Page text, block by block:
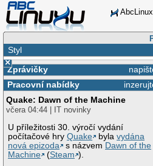
Styl
×
Zprávičky
Pracovní nabídky
Quake: Dawn of the Machine
včera 04:44 | IT novinky
U příležitosti 30. výročí vydání
počítačové hryQuake bylavydána
nová epizoda
s názvem Dawn of the
Machine
(Steam ).